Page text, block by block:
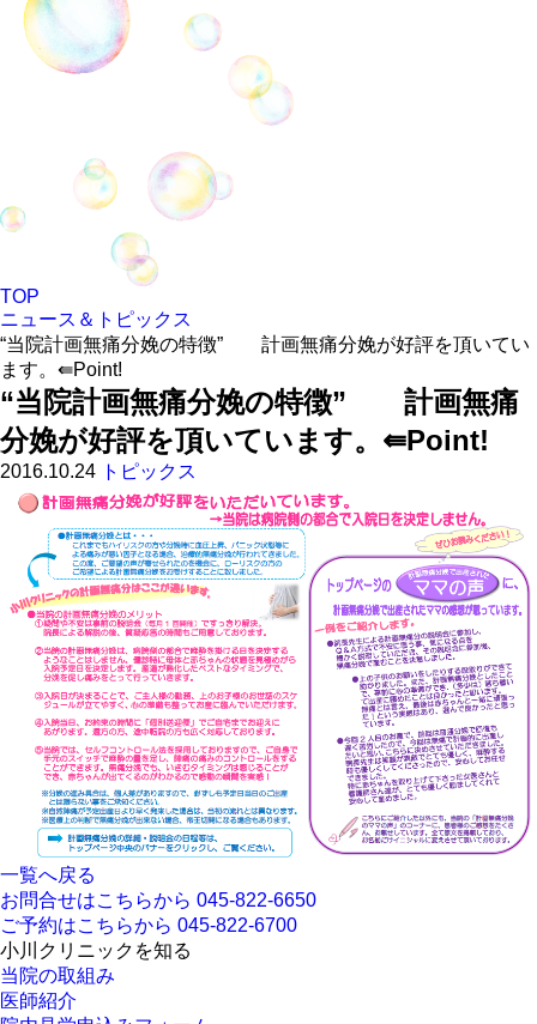
TOP
ニュース＆トピックス
“当院計画無痛分娩の特徴” 計画無痛分娩が好評を頂いてい
ます。⇚Point!
“当院計画無痛分娩の特徴” 計画無痛
分娩が好評を頂いています。⇚Point!
2016.10.24 トピックス
一覧へ戻る
お問合せはこちらから 045-822-6650
ご予約はこちらから 045-822-6700
小川クリニックを知る
当院の取組み
医師紹介